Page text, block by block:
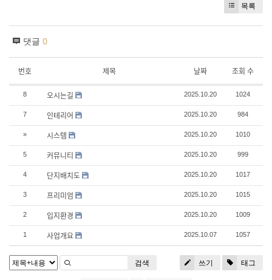
목록
댓글 0
번호 제목 날짜 조회 수
8 오시는길 2025.10.20 1024
7 인테리어 2025.10.20 984
» 시스템 2025.10.20 1010
5 커뮤니티 2025.10.20 999
4 단지배치도 2025.10.20 1017
3 프리미엄 2025.10.20 1015
2 입지환경 2025.10.20 1009
1 사업개요 2025.10.07 1057
쓰기 태그
검색